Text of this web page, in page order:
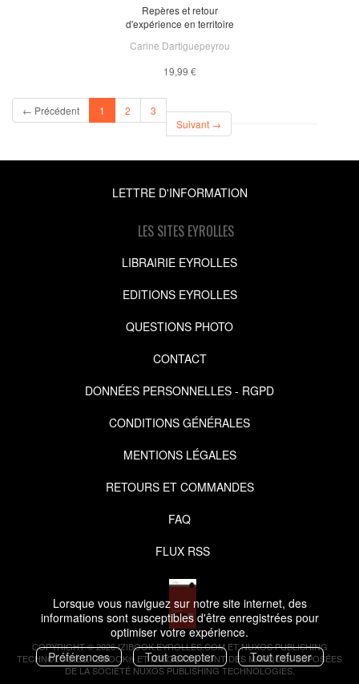
Lorsque vous naviguez sur notre site internet, des
informations sont susceptibles d'être enregistrées pour
optimiser votre expérience.
Préférences
Tout accepter Tout refuser
Repères et retour
d'expérience en territoire
Carine Dartiguepeyrou
19,99 €
← Précédent 1 (current)
2
3
Suivant →
LETTRE D'INFORMATION
LES SITES EYROLLES
LIBRAIRIE EYROLLES
EDITIONS EYROLLES
QUESTIONS PHOTO
CONTACT
DONNÉES PERSONNELLES - RGPD
CONDITIONS GÉNÉRALES
MENTIONS LÉGALES
RETOURS ET COMMANDES
FAQ
FLUX RSS
COPYRIGHT © 2026 IZIBOOK.EYROLLES.COM ET NUXOS PUBLISHING
TECHNOLOGIES.IZIBOOK® ETIZIBOOKS®SONT DES MARQUES DÉPOSÉES
DE LA SOCIÉTÉ NUXOS PUBLISHING TECHNOLOGIES.